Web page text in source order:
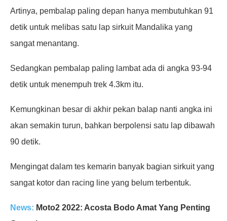
Artinya, pembalap paling depan hanya membutuhkan 91
detik untuk melibas satu lap sirkuit Mandalika yang
sangat menantang.
Sedangkan pembalap paling lambat ada di angka 93-94
detik untuk menempuh trek 4.3km itu.
Kemungkinan besar di akhir pekan balap nanti angka ini
akan semakin turun, bahkan berpolensi satu lap dibawah
90 detik.
Mengingat dalam tes kemarin banyak bagian sirkuit yang
sangat kotor dan racing line yang belum terbentuk.
News: Moto2 2022: Acosta Bodo Amat Yang Penting